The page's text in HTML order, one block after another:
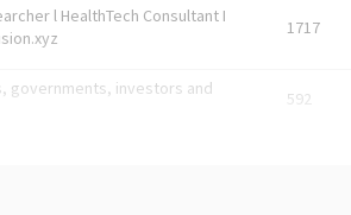
l HealthTech Consultant I
1717
governments, investors and
592